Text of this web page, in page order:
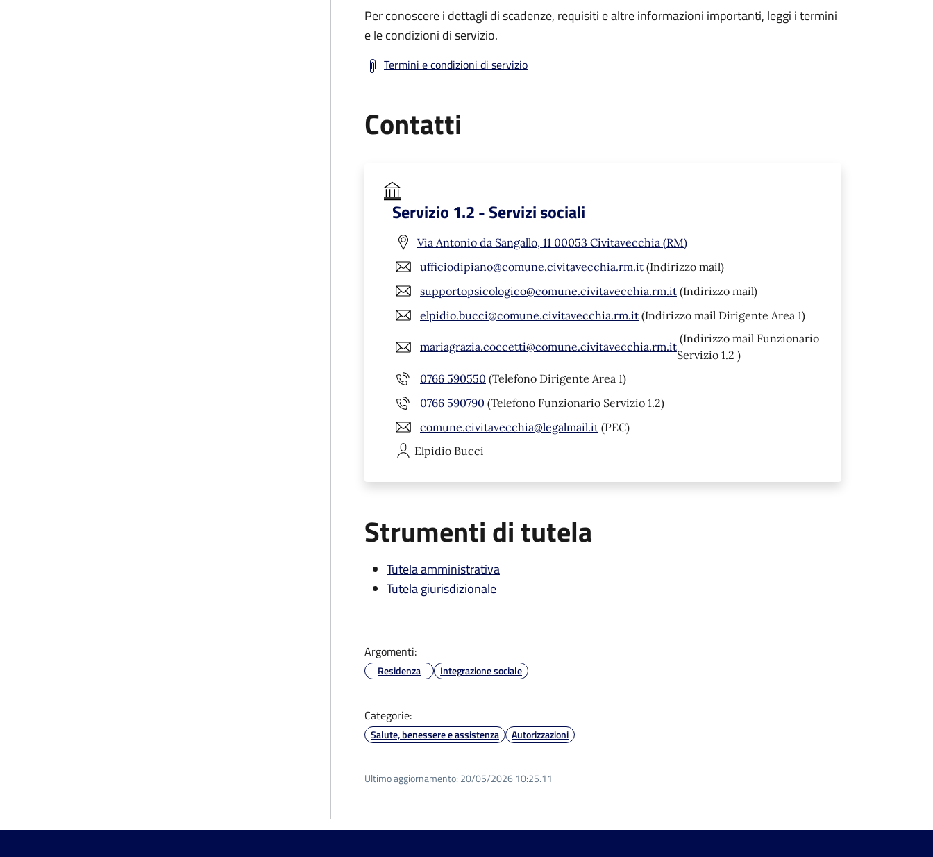
Per conoscere i dettagli di scadenze, requisiti e altre informazioni importanti, leggi i termini
e le condizioni di servizio.
Termini e condizioni di servizio
Contatti
Servizio 1.2 - Servizi sociali
Via Antonio da Sangallo, 11 00053 Civitavecchia (RM)
ufficiodipiano@comune.civitavecchia.rm.it (Indirizzo mail)
supportopsicologico@comune.civitavecchia.rm.it (Indirizzo mail)
elpidio.bucci@comune.civitavecchia.rm.it (Indirizzo mail Dirigente Area 1)
mariagrazia.coccetti@comune.civitavecchia.rm.it
(Indirizzo mail Funzionario
Servizio 1.2 )
0766 590550 (Telefono Dirigente Area 1)
0766 590790 (Telefono Funzionario Servizio 1.2)
comune.civitavecchia@legalmail.it (PEC)
Elpidio Bucci
Strumenti di tutela
Tutela amministrativa
Tutela giurisdizionale
Argomenti:
Residenza Integrazione sociale
Categorie:
Salute, benessere e assistenza Autorizzazioni
Ultimo aggiornamento: 20/05/2026 10:25.11